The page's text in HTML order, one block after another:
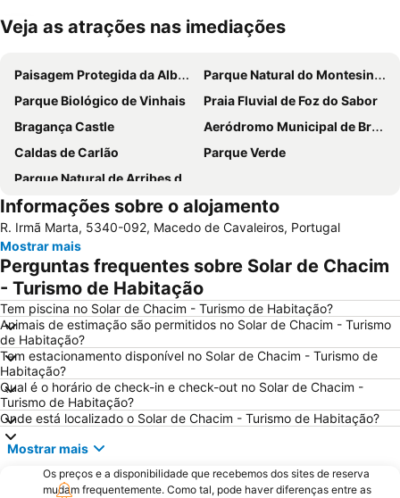
Ampliar mapa
Veja as atrações nas imediações
Paisagem Protegida da Albufeira do Azibo
Parque Natural do Montesinho
Parque Biológico de Vinhais
Praia Fluvial de Foz do Sabor
Bragança Castle
Aeródromo Municipal de Bragança
Caldas de Carlão
Parque Verde
Parque Natural de Arribes del Duero
Informações sobre o alojamento
R. Irmã Marta, 5340-092, Macedo de Cavaleiros, Portugal
Mostrar mais
Perguntas frequentes sobre Solar de Chacim
- Turismo de Habitação
Tem piscina no Solar de Chacim - Turismo de Habitação?
Animais de estimação são permitidos no Solar de Chacim - Turismo
de Habitação?
Tem estacionamento disponível no Solar de Chacim - Turismo de
Habitação?
Qual é o horário de check-in e check-out no Solar de Chacim -
Turismo de Habitação?
Onde está localizado o Solar de Chacim - Turismo de Habitação?
Mostrar mais
Os preços e a disponibilidade que recebemos dos sites de reserva
mudam frequentemente. Como tal, pode haver diferenças entre as